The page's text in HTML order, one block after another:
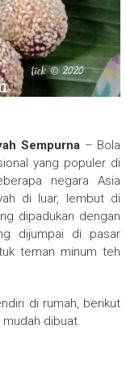
Sempurna– Bola
yang populer di
negara Asia
di luar, lembut di
dipadukan dengan
dijumpai di pasar
teman minum teh
di rumah, berikut
dibuat.